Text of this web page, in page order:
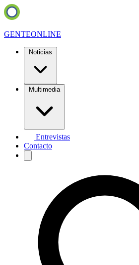
GENTEONLINE
Noticias
Multimedia
Entrevistas
Contacto